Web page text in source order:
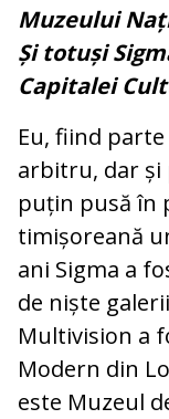
Muzeului
Și totuși
Capitalei
Eu, fiind
arbitru, dar și
puțin pusă în
timișoreană
ani Sigma a
de niște
Multivision a
Modern din
este Muzeul